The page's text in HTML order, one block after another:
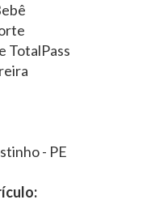
TotalPass
- PE